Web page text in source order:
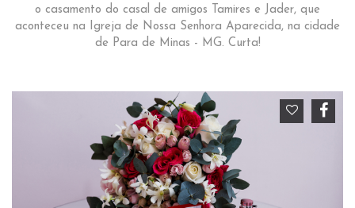
o casamento do casal de amigos Tamires e Jader, que
aconteceu na Igreja de Nossa Senhora Aparecida, na cidade
de Para de Minas - MG. Curta!